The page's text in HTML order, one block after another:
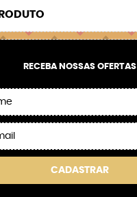
RECEBA NOSSAS OFERTAS
CADASTRAR